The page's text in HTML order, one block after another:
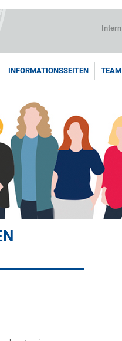
Intern
INFORMATIONSSEITEN TEAM